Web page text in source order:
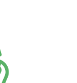
8處特定水土保
的林班地；之後
災後縣府另選定
其中較受矚目的
潛勢溪流特定水
公頃，將佛光